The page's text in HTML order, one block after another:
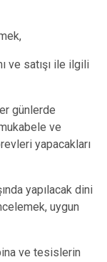
ve satışı ile ilgili
günlerde
ve
yapacakları
yapılacak dini
uygun
ve tesislerin